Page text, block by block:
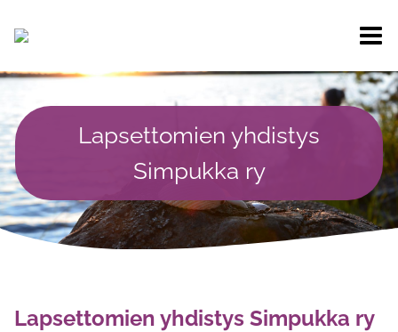
sisältöön
Lapsettomien yhdistys
Simpukka ry
Lapsettomien yhdistys Simpukka ry